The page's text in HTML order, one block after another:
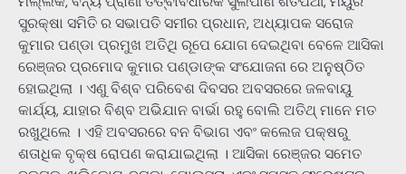
ସୁରକ୍ଷା ସମିତି ର ସଭାପତି ସମୀର ପ୍ରଧାନ, ଅଧ୍ୟାପକ ସରୋଜ
କୁମାର ପଣ୍ଡା ପ୍ରମୁଖ ଅତିଥି ରୂପେ ଯୋଗ ଦେଇଥିବା ବେଳେ ଆସିକା
ରେଞ୍ଜର ପ୍ରମୋଦ କୁମାର ପଣ୍ଡାଙ୍କ ସଂଯୋଜନା ରେ ଅନୁଷ୍ଠିତ
ହୋଇଥିଲା । ଏଣୁ ବିଶ୍ବ ପରିବେଶ ଦିବସର ଅବସରରେ ଜଳବାୟୁ
କାର୍ଯ୍ୟ, ଯାହାର ବିଶ୍ବ ଅଭିଯାନ ବାର୍ଭା ରହୁ ବୋଲି ଅତିଥ୍ ମାନେ ମତ
ରଖୁଥିଲେ । ଏହି ଅବସରରେ ବନ ବିଭାଗ ଏବଂ କଲେଜ ପକ୍ଷରୁ
ଶତାଧିକ ବୃକ୍ଷ ରୋପଣ କରାଯାଇଥିଲା । ଆସିକା ରେଞ୍ଜର ସମେତ